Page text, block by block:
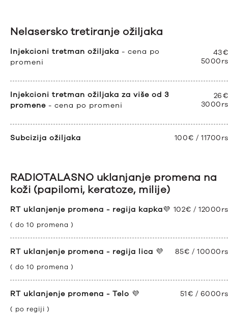
Nelasersko tretiranje ožiljaka
Injekcioni tretman ožiljaka - cena po
promeni
Injekcioni tretman ožiljaka za više od 3
promene - cena po promeni
Subcizija ožiljaka 100€ /
RADIOTALASNO uklanjanje promena na
koži (papilomi, keratoze, milije)
RT uklanjenje promena - regija kapka💜 102€ /
( do 10 promena )
RT uklanjenje promena - regija lica 💜 85€ /
( do 10 promena )
RT uklanjenje promena - Telo 💜 51€ /
( po regiji )